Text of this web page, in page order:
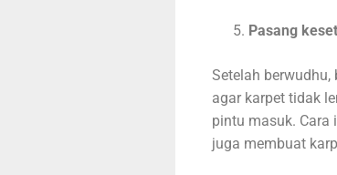
Pasang
Setelah
agar karpet tidak
pintu masuk. Cara
juga membuat